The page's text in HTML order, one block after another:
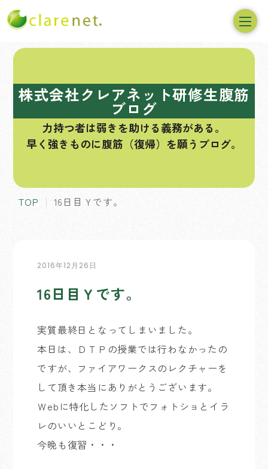
株式会社クレアネット研修生腹筋
ブログ
力持つ者は弱きを助ける義務がある。
早く強きものに腹筋（復帰）を願うブログ。
TOP 16日目Ｙです。
2016年12月26日
16日目Ｙです。
実質最終日となってしまいました。
本日は、ＤＴＰの授業では行わなかったの
ですが、ファイアワークスのレクチャーを
して頂き本当にありがとうございます。
Ｗebに特化したソフトでフォトショとイラ
レのいいとこどり。
今晩も復習・・・